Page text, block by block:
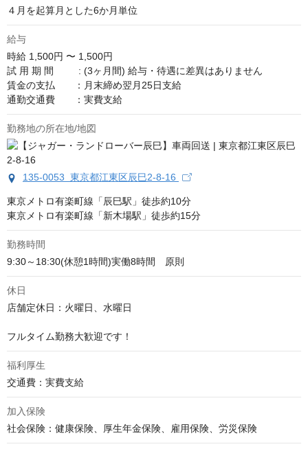
４月を起算月とした6か月単位
給与
時給 1,500円 〜 1,500円
試 用 期 間　 　 : (3ヶ月間) 給与・待遇に差異はありません
賃金の支払　　：月末締め翌月25日支給
通勤交通費　　：実費支給
勤務地の所在地/地図
135-0053 東京都江東区辰巳2-8-16
東京メトロ有楽町線「辰巳駅」徒歩約10分
東京メトロ有楽町線「新木場駅」徒歩約15分
勤務時間
9:30～18:30(休憩1時間)実働8時間　原則
休日
店舗定休日：火曜日、水曜日
フルタイム勤務大歓迎です！
福利厚生
交通費：実費支給
加入保険
社会保険：健康保険、厚生年金保険、雇用保険、労災保険